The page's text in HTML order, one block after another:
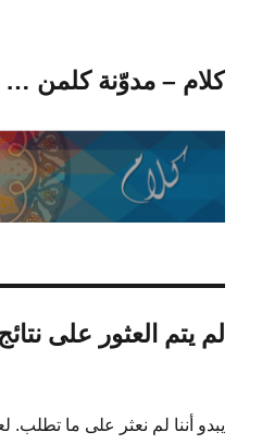
كلام – مدوّنة كلمن …
لم يتم العثور على
يبدو أننا لم نعثر على ما